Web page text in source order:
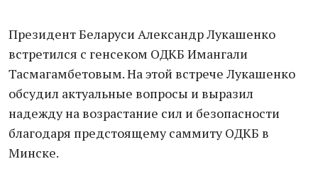
Президент Беларуси Александр Лукашенко
встретился с генсеком ОДКБ Имангали
Тасмагамбетовым. На этой встрече Лукашенко
обсудил актуальные вопросы и выразил
надежду на возрастание сил и безопасности
благодаря предстоящему саммиту ОДКБ в
Минске.